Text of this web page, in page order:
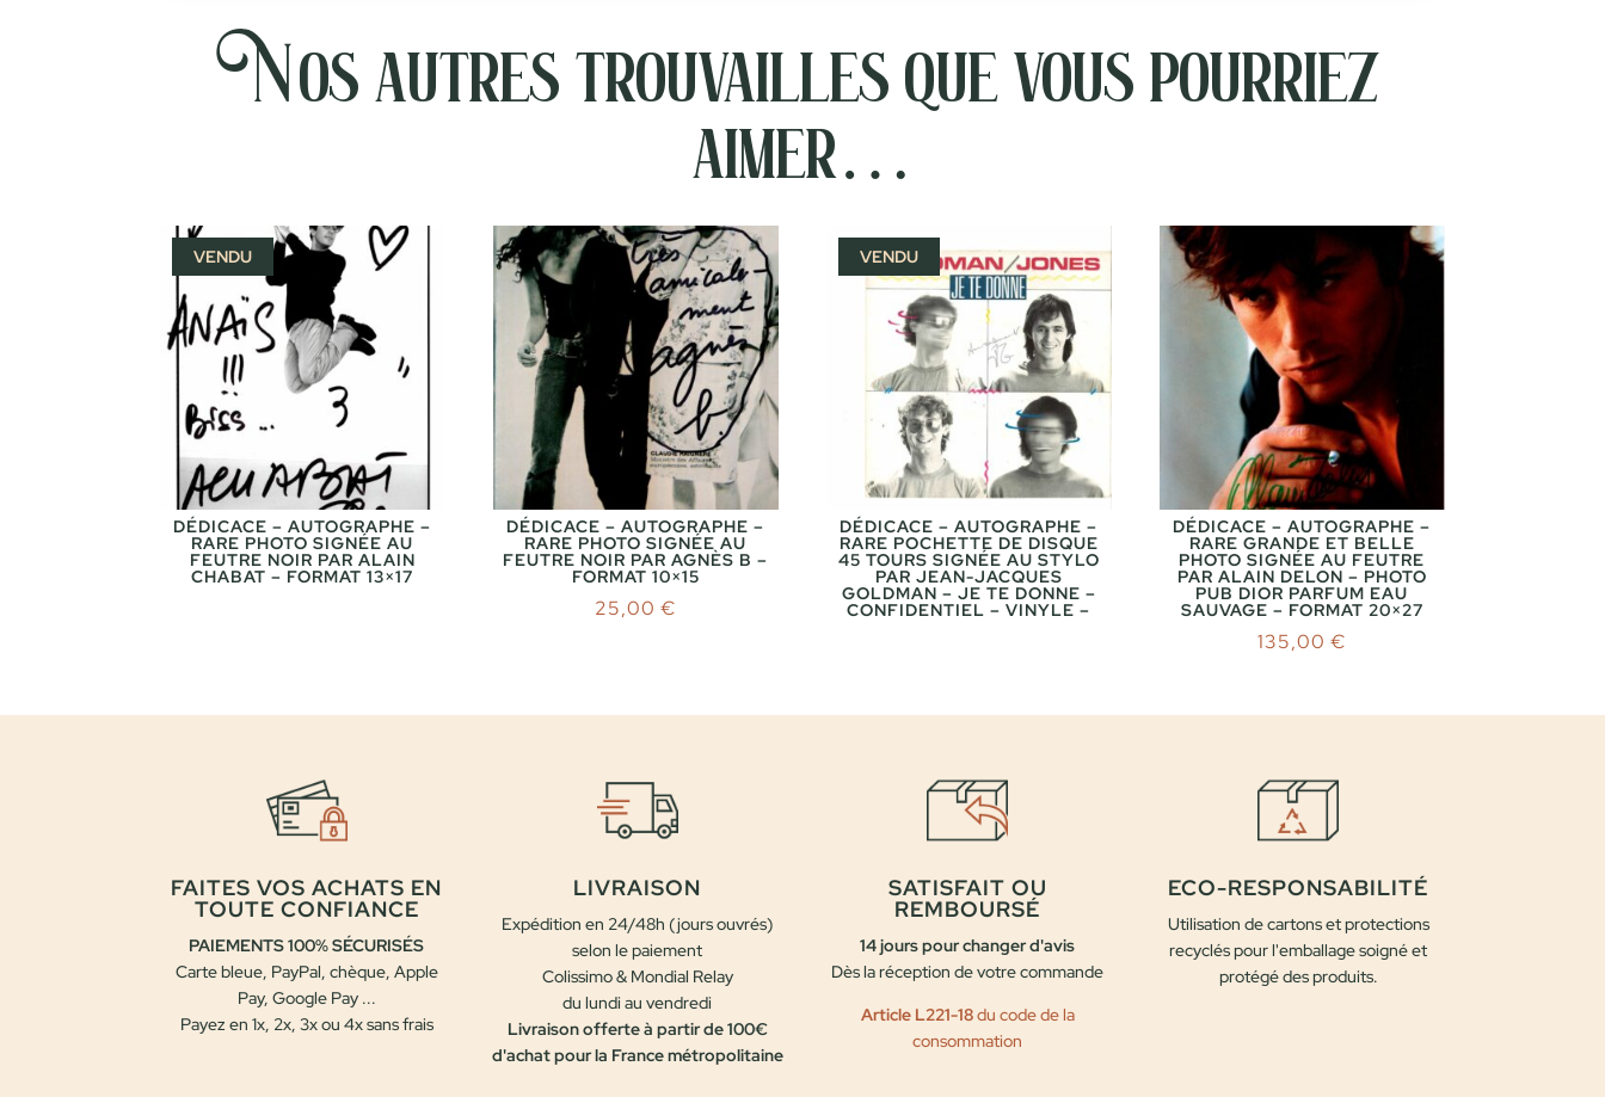
Nos autres trouvailles que vous pourriez
aimer…
VENDU
DÉDICACE – AUTOGRAPHE –
RARE PHOTO SIGNÉE AU
FEUTRE NOIR PAR ALAIN
CHABAT – FORMAT 13×17
DÉDICACE – AUTOGRAPHE –
RARE PHOTO SIGNÉE AU
FEUTRE NOIR PAR AGNÈS B –
FORMAT 10×15
25,00€
VENDU
DÉDICACE – AUTOGRAPHE –
RARE POCHETTE DE DISQUE
45 TOURS SIGNÉE AU STYLO
PAR JEAN-JACQUES
GOLDMAN – JE TE DONNE –
CONFIDENTIEL – VINYLE –
DÉDICACE – AUTOGRAPHE –
RARE GRANDE ET BELLE
PHOTO SIGNÉE AU FEUTRE
PAR ALAIN DELON – PHOTO
PUB DIOR PARFUM EAU
SAUVAGE – FORMAT 20×27
135,00€
FAITES VOS ACHATS EN
TOUTE CONFIANCE
PAIEMENTS 100% SÉCURISÉS
Carte bleue, PayPal, chèque, Apple
Pay, Google Pay ...
Payez en 1x, 2x, 3x ou 4x sans frais
LIVRAISON
Expédition en 24/48h (jours ouvrés)
selon le paiement
Colissimo & Mondial Relay
du lundi au vendredi
Livraison offerte à partir de 100€
d'achat pour la France métropolitaine
SATISFAIT OU
REMBOURSÉ
14 jours pour changer d'avis
Dès la réception de votre commande
Article L221-18du code de la
consommation
ECO-RESPONSABILITÉ
Utilisation de cartons et protections
recyclés pour l'emballage soigné et
protégé des produits.